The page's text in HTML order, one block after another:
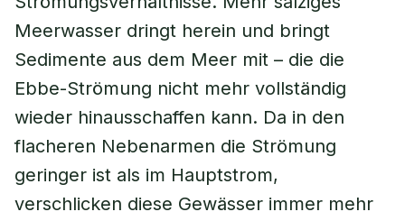
Meerwasser dringt herein und bringt
Sedimente aus dem Meer mit – die die
Ebbe-Strömung nicht mehr vollständig
wieder hinausschaffen kann. Da in den
flacheren Nebenarmen die Strömung
geringer ist als im Hauptstrom,
verschlicken diese Gewässer immer mehr